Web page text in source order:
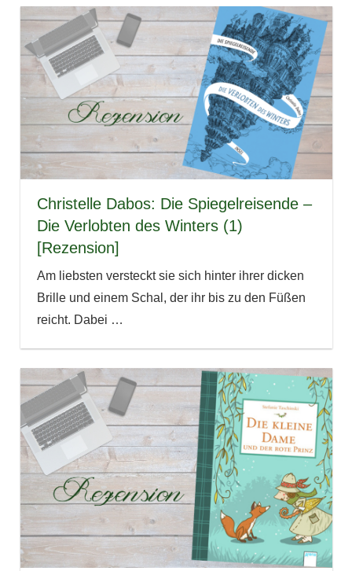
Christelle Dabos: Die Spiegelreisende –
Die Verlobten des Winters (1)
[Rezension]
Am liebsten versteckt sie sich hinter ihrer dicken
Brille und einem Schal, der ihr bis zu den Füßen
reicht. Dabei …